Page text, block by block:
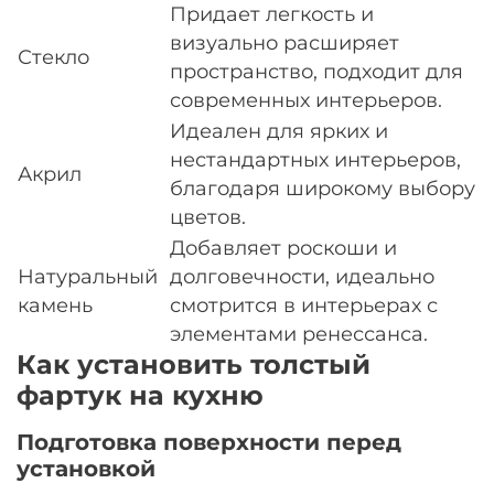
Стекло
Придает легкость и
визуально расширяет
пространство, подходит для
современных интерьеров.
Акрил
Идеален для ярких и
нестандартных интерьеров,
благодаря широкому выбору
цветов.
Натуральный
камень
Добавляет роскоши и
долговечности, идеально
смотрится в интерьерах с
элементами ренессанса.
Как установить толстый
фартук на кухню
Подготовка поверхности перед
установкой